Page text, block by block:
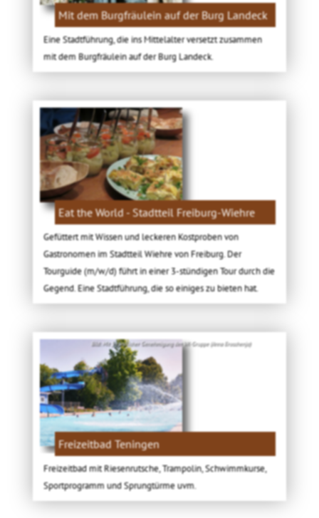
Mit dem Burgfräulein auf der Burg Landeck
Eine Stadtführung, die ins Mittelalter versetzt zusammen
mit dem Burgfräulein auf der Burg Landeck.
Eat the World - Stadtteil Freiburg-Wiehre
Gefüttert mit Wissen und leckeren Kostproben von
Gastronomen im Stadtteil Wiehre von Freiburg. Der
Tourguide (m/w/d) führt in einer 3-stündigen Tour durch die
Gegend. Eine Stadtführung, die so einiges zu bieten hat.
Bild: Mit freundlicher Genehmigung der VK-Gruppe (Anna Eroschenja)
Freizeitbad Teningen
Freizeitbad mit Riesenrutsche, Trampolin, Schwimmkurse,
Sportprogramm und Sprungtürme uvm.